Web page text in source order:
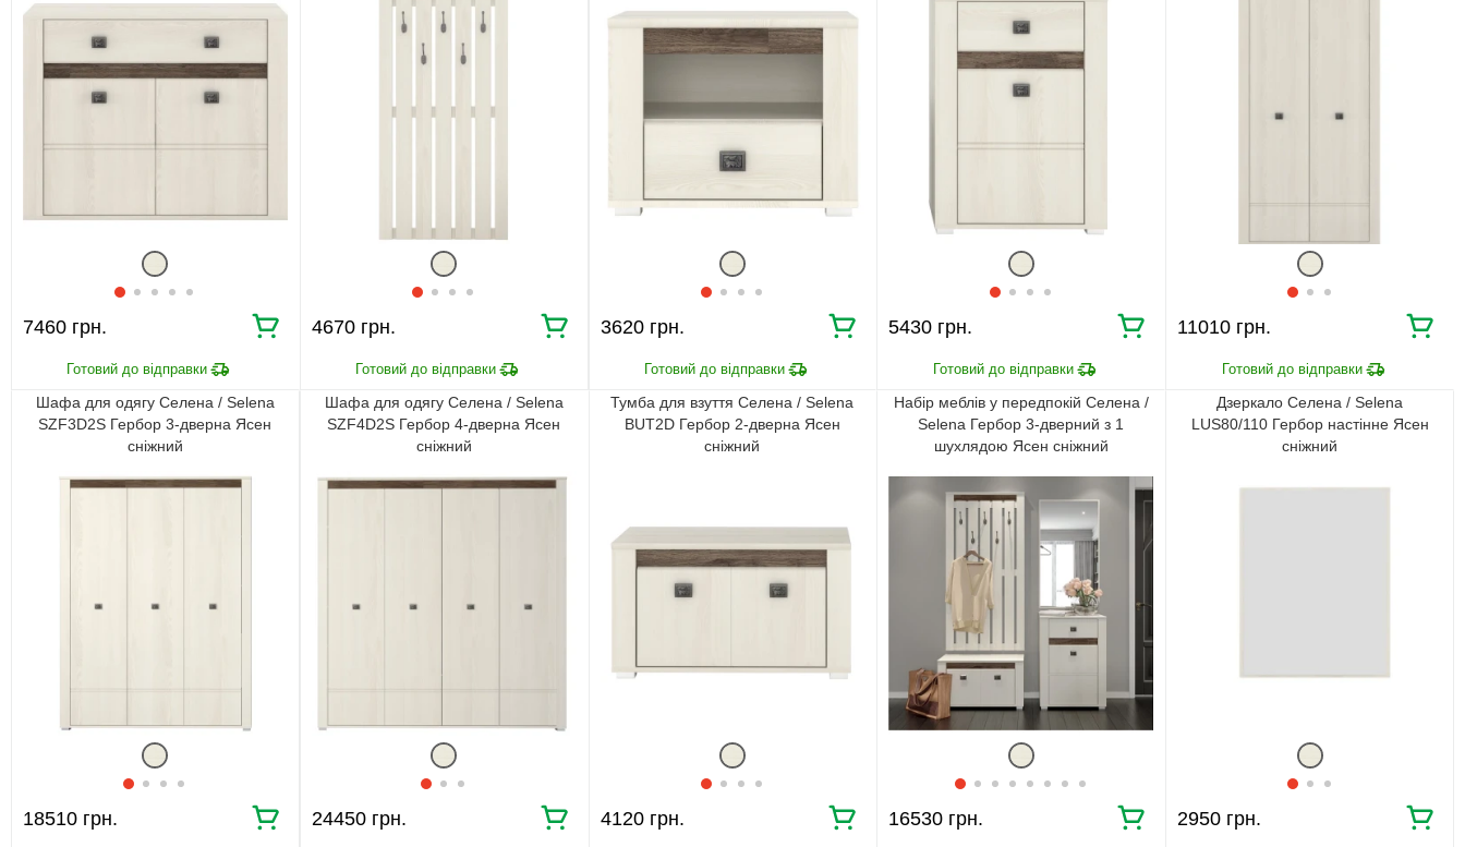
7460 грн. 4670 грн. 3620 грн. 5430 грн. 11010 грн.
Шафа для одягу Селена / Selena
SZF3D2S Гербор 3-дверна Ясен
сніжний
18510 грн.
Шафа для одягу Селена / Selena
SZF4D2S Гербор 4-дверна Ясен
сніжний
24450 грн.
Тумба для взуття Селена / Selena
BUT2D Гербор 2-дверна Ясен
сніжний
4120 грн.
Набір меблів у передпокій Селена /
Selena Гербор 3-дверний з 1
шухлядою Ясен сніжний
16530 грн.
Дзеркало Селена / Selena
LUS80/110 Гербор настінне Ясен
сніжний
2950 грн.